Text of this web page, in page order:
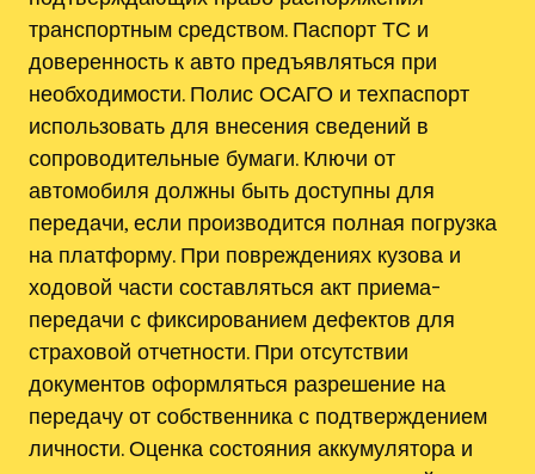
транспортным средством. Паспорт ТС и
доверенность к авто предъявляться при
необходимости. Полис ОСАГО и техпаспорт
использовать для внесения сведений в
сопроводительные бумаги. Ключи от
автомобиля должны быть доступны для
передачи, если производится полная погрузка
на платформу. При повреждениях кузова и
ходовой части составляться акт приема-
передачи с фиксированием дефектов для
страховой отчетности. При отсутствии
документов оформляться разрешение на
передачу от собственника с подтверждением
личности. Оценка состояния аккумулятора и